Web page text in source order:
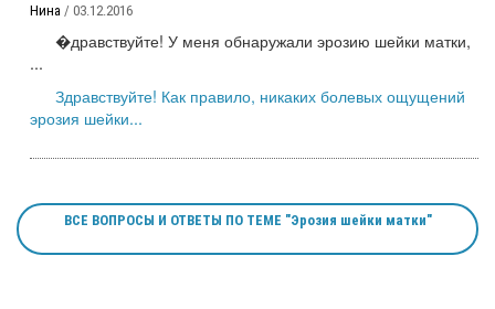
Нина / 03.12.2016
�дравствуйте! У меня обнаружали эрозию шейки матки,
...
Здравствуйте! Как правило, никаких болевых ощущений
эрозия шейки...
ВСЕ ВОПРОСЫ И ОТВЕТЫ ПО ТЕМЕ "Эрозия шейки матки"